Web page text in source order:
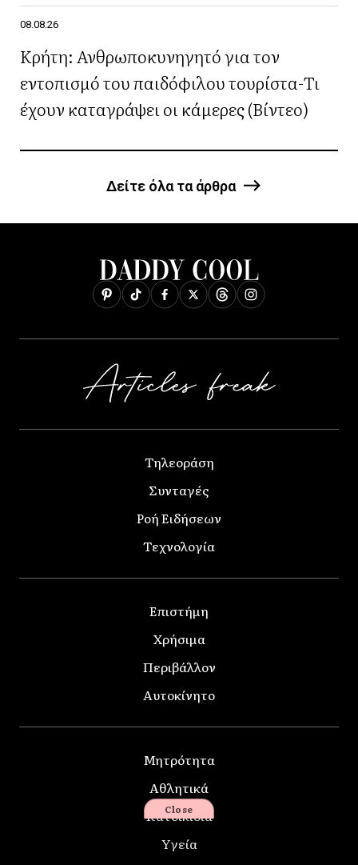
08.08.26
Κρήτη: Ανθρωποκυνηγητό για τον
εντοπισμό του παιδόφιλου τουρίστα-Τι
έχουν καταγράψει οι κάμερες (Βίντεο)
Δείτε όλα τα άρθρα
Τηλεοράση
Συνταγές
Ροή Ειδήσεων
Τεχνολογία
Επιστήμη
Χρήσιμα
Περιβάλλον
Αυτοκίνητο
Μητρότητα
Αθλητικά
Κατοικίδια
Υγεία
Close